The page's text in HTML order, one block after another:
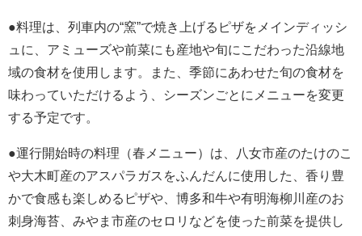
●料理は、列車内の“窯”で焼き上げるピザをメインディッシ
ュに、アミューズや前菜にも産地や旬にこだわった沿線地
域の食材を使用します。また、季節にあわせた旬の食材を
味わっていただけるよう、シーズンごとにメニューを変更
する予定です。
●運行開始時の料理（春メニュー）は、八女市産のたけのこ
や大木町産のアスパラガスをふんだんに使用した、香り豊
かで食感も楽しめるピザや、博多和牛や有明海柳川産のお
刺身海苔、みやま市産のセロリなどを使った前菜を提供し